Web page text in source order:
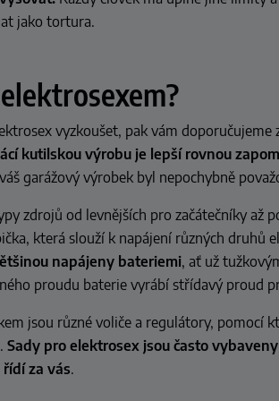
jako tortura.
vyzkoušet, pak vám doporučujeme
kutilskou výrobu je lepší rovnou
garážový výrobek byl nepochybně
zdrojů od levnějších pro začátečníky až
která slouží k napájení různých druhů
napájeny bateriemi, ať už
proudu baterie vyrábí střídavý proud
jsou různé voliče a regulátory, pomocí
Sady pro elektrosex jsou často
za vás.